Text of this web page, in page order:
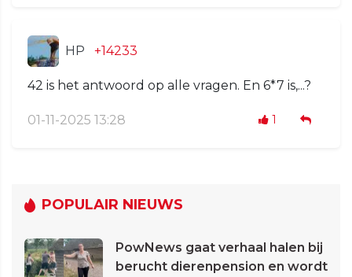
HP +14233
42 is het antwoord op alle vragen. En 6*7 is,...?
01-11-2025 13:28 1
POPULAIR NIEUWS
PowNews gaat verhaal halen bij
berucht dierenpension en wordt